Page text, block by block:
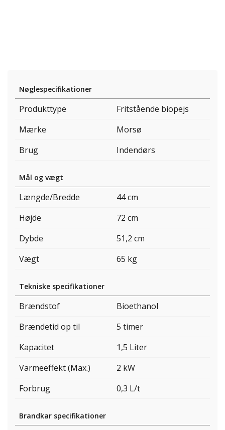
Nøglespecifikationer
Produkttype
Fritstående biopejs
Mærke
Morsø
Brug
Indendørs
Mål og vægt
Længde/Bredde
44 cm
Højde
72 cm
Dybde
51,2 cm
Vægt
65 kg
Tekniske specifikationer
Brændstof
Bioethanol
Brændetid op til
5 timer
Kapacitet
1,5 Liter
Varmeeffekt (Max.)
2 kW
Forbrug
0,3 L/t
Brandkar specifikationer